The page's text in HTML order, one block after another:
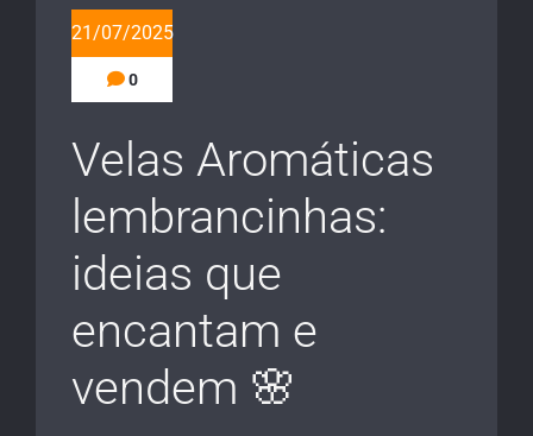
21/07/2025
0
Velas Aromáticas
lembrancinhas:
ideias que
encantam e
vendem 🌸